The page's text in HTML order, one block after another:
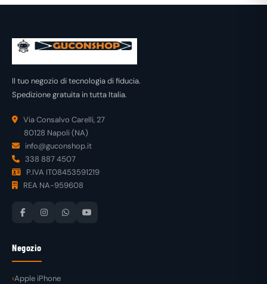
Il tuo negozio di tecnologia di fiducia.
Spedizione gratuita in tutta Italia.
Via Consalvo Carelli, 27
80128 Napoli (NA)
info@guconshop.it
338 887 4507
P.IVA IT08453591219
REA NA-959608
Negozio
Apple iPhone